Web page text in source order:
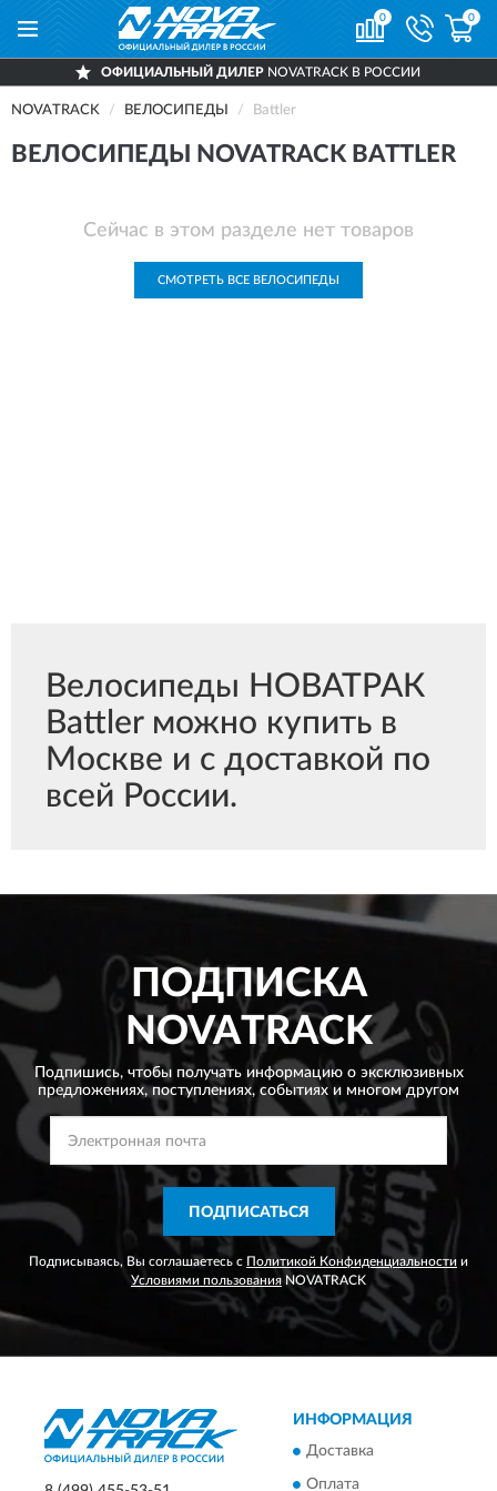
0 0
ОФИЦИАЛЬНЫЙ ДИЛЕРNOVATRACK В РОССИИ
NOVATRACK ВЕЛОСИПЕДЫ Battler
ВЕЛОСИПЕДЫ NOVATRACK BATTLER
Сейчас в этом разделе нет товаров
СМОТРЕТЬ ВСЕ ВЕЛОСИПЕДЫ
Велосипеды НОВАТРАК
Battler можно купить в
Москве и с доставкой по
всей России.
ПОДПИСКА
NOVATRACK
Подпишись, чтобы получать информацию о эксклюзивных
предложениях,поступлениях, событиях и многом другом
ПОДПИСАТЬСЯ
Подписываясь, Вы соглашаетесь с Политикой Конфиденциальности и
Условиями пользования NOVATRACK
ИНФОРМАЦИЯ
Доставка
Оплата